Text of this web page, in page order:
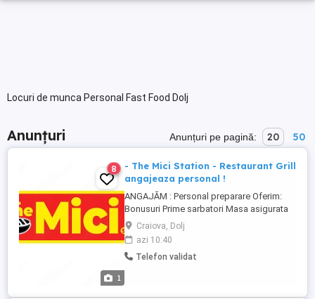
Locuri de munca Personal Fast Food Dolj
Anunțuri Anunțuri pe pagină: 20 50
1
8
- The Mici Station - Restaurant Grill
angajeaza personal !
ANGAJĂM : Personal preparare Oferim:
Bonusuri Prime sarbatori Masa asigurata
Mediu de lucru placut Locatie: Bulevardul
Oltenia, nr. 85A (Zona Fortuna, Craiovita
Noua)
Craiova, Dolj
azi 10:40
Telefon validat